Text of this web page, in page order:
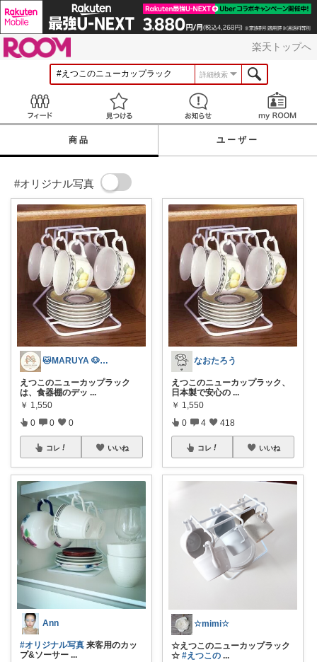
楽天トップへ
詳細検索
見つける お知らせ
商品 ユーザー
#オリジナル写真
🐱MARUYA 🐶動物が商品紹介✨️
えつこのニューカップラック
は、食器棚のデッ ...
￥ 1,550
0 0 0
コレ いいね
Ann
#オリジナル写真 来客用のカッ
プ&ソーサー ...
なおたろう
えつこのニューカップラック、
日本製で安心の ...
￥ 1,550
0 4 418
コレ いいね
☆mimi☆
☆えつこのニューカップラック
☆ #えつこの ...